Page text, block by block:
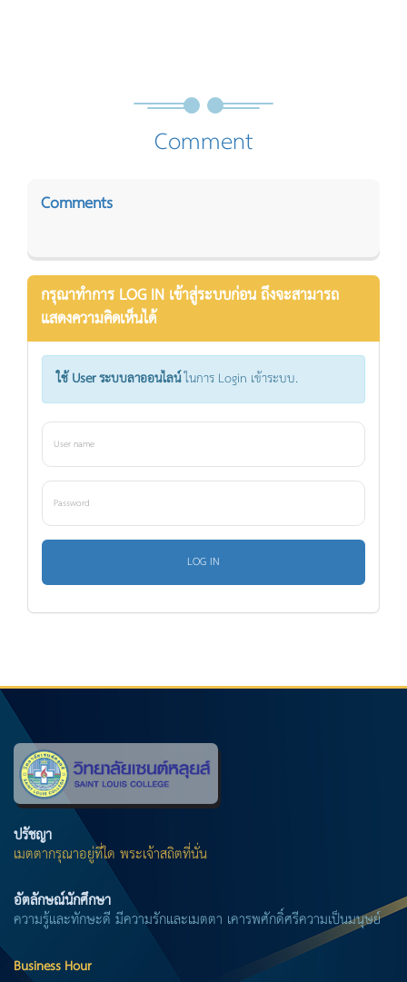
Comment
Comments
กรุณาทำการ LOG IN เข้าสู่ระบบก่อน ถึงจะสามารถ
แสดงความคิดเห็นได้
ใช้ User ระบบลาออนไลน์ในการ Login เข้าระบบ.
ปรัชญา
เมตตากรุณาอยู่ที่ใด พระเจ้าสถิตที่นั่น
อัตลักษณ์นักศึกษา
ความรู้และทักษะดี มีความรักและเมตตา เคารพศักดิ์ศรีความเป็นมนุษย์
Business Hour